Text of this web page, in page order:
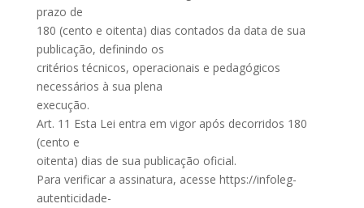
prazo de
180 (cento e oitenta) dias contados da data de sua
publicação, definindo os
critérios técnicos, operacionais e pedagógicos
necessários à sua plena
execução.
Art. 11 Esta Lei entra em vigor após decorridos 180
(cento e
oitenta) dias de sua publicação oficial.
Para verificar a assinatura, acesse https://infoleg-
autenticidade-